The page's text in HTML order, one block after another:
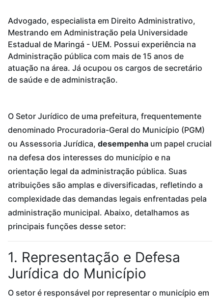
Advogado, especialista em Direito Administrativo,
Mestrando em Administração pela Universidade
Estadual de Maringá - UEM. Possui experiência na
Administração pública com mais de 15 anos de
atuação na área. Já ocupou os cargos de secretário
de saúde e de administração.
O Setor Jurídico de uma prefeitura, frequentemente
denominado Procuradoria-Geral do Município (PGM)
ou Assessoria Jurídica, desempenha um papel crucial
na defesa dos interesses do município e na
orientação legal da administração pública. Suas
atribuições são amplas e diversificadas, refletindo a
complexidade das demandas legais enfrentadas pela
administração municipal. Abaixo, detalhamos as
principais funções desse setor:
1. Representação e Defesa
Jurídica do Município
O setor é responsável por representar o município em